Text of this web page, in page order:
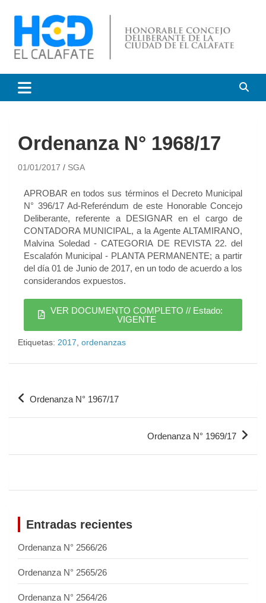
Honorable Concejo
Deliberante de El Calafate
Ordenanza N° 1968/17
01/01/2017 SGA
APROBAR en todos sus términos el Decreto Municipal
N° 396/17 Ad-Referéndum de este Honorable Concejo
Deliberante, referente a DESIGNAR en el cargo de
CONTADORA MUNICIPAL, a la Agente ALTAMIRANO,
Malvina Soledad - CATEGORIA DE REVISTA 22. del
Escalafón Municipal - PLANTA PERMANENTE; a partir
del día 01 de Junio de 2017, en un todo de acuerdo a los
considerandos expuestos.
VER DOCUMENTO COMPLETO // Estado:
VIGENTE
Etiquetas: 2017 ordenanzas
Ordenanza N° 1967/17
Ordenanza N° 1969/17
Entradas recientes
Ordenanza N° 2566/26
Ordenanza N° 2565/26
Ordenanza N° 2564/26